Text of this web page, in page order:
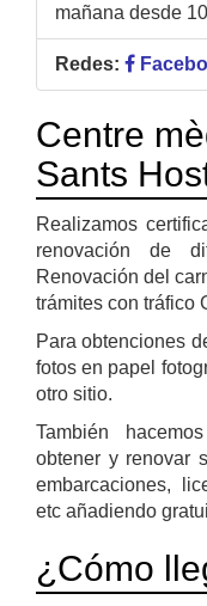
mañana desde
Redes:
Centre
Sants
Realizamos
renovación de
Renovación del
trámites con tráfico
Para obtenciones
fotos en papel
otro sitio.
También
obtener y renovar
embarcaciones,
etc añadiendo
¿Cómo